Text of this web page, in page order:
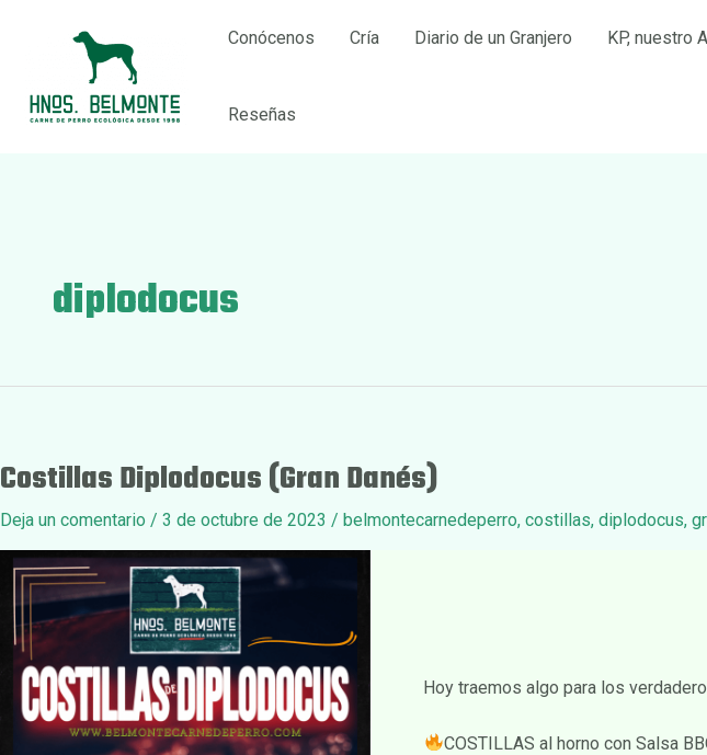
Conócenos Cría Diario de un Granjero KP, nuestro
Reseñas
diplodocus
Costillas Diplodocus (Gran Danés)
Deja un comentario / 3 de octubre de 2023 / belmontecarnedeperro, costillas, diplodocus,
Hoy traemos algo para los
COSTILLAS al horno con Salsa